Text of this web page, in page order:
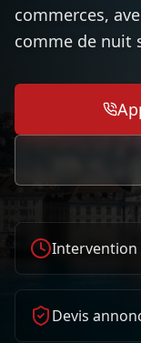
commerces,
comme de nuit
Intervention
Devis